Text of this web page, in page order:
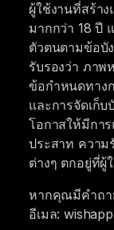
ผู้ใช้งานที่สร้าง
มากกว่า 18 ปี
ตัวตนตามข้อบั
รับรองว่า ภาพ
ข้อกำหนดทาง
และการจัดเก็บ
โอกาสให้มีกา
ประสาท ความ
ต่างๆ ตกอยู่ที่ผู้
หากคุณมีคำถา
อีเมล: